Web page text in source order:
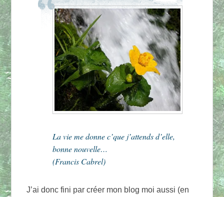
La vie me donne c’que j’attends d’elle,
bonne nouvelle…
(Francis Cabrel)
J’ai donc fini par créer mon blog moi aussi (en